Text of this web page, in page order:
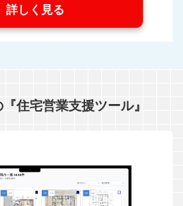
詳しく見る
住宅営業支援ツール』